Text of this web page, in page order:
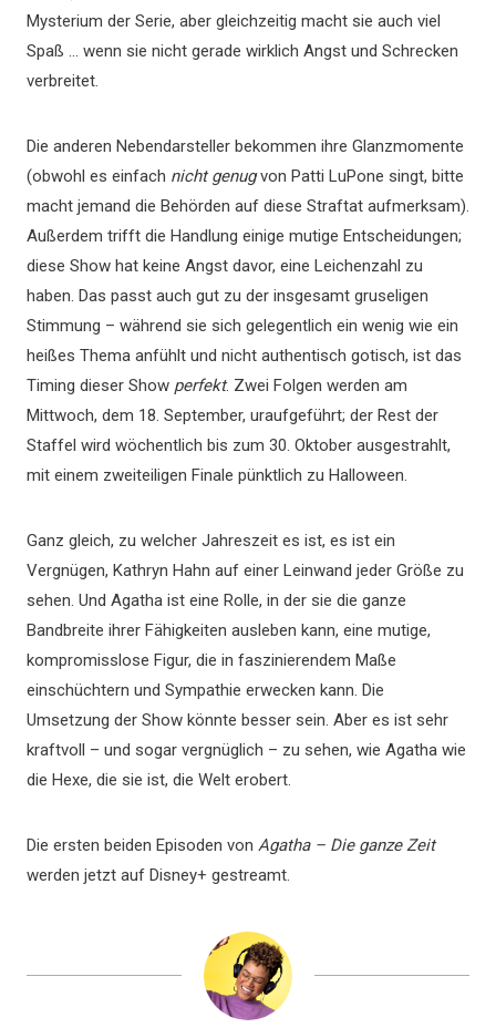
Mysterium der Serie, aber gleichzeitig macht sie auch viel
Spaß … wenn sie nicht gerade wirklich Angst und Schrecken
verbreitet.
Die anderen Nebendarsteller bekommen ihre Glanzmomente
(obwohl es einfach nicht genugvon Patti LuPone singt, bitte
macht jemand die Behörden auf diese Straftat aufmerksam).
Außerdem trifft die Handlung einige mutige Entscheidungen;
diese Show hat keine Angst davor, eine Leichenzahl zu
haben. Das passt auch gut zu der insgesamt gruseligen
Stimmung – während sie sich gelegentlich ein wenig wie ein
heißes Thema anfühlt und nicht authentisch gotisch, ist das
Timing dieser Show perfekt. Zwei Folgen werden am
Mittwoch, dem 18. September, uraufgeführt; der Rest der
Staffel wird wöchentlich bis zum 30. Oktober ausgestrahlt,
mit einem zweiteiligen Finale pünktlich zu Halloween.
Ganz gleich, zu welcher Jahreszeit es ist, es ist ein
Vergnügen, Kathryn Hahn auf einer Leinwand jeder Größe zu
sehen. Und Agatha ist eine Rolle, in der sie die ganze
Bandbreite ihrer Fähigkeiten ausleben kann, eine mutige,
kompromisslose Figur, die in faszinierendem Maße
einschüchtern und Sympathie erwecken kann. Die
Umsetzung der Show könnte besser sein. Aber es ist sehr
kraftvoll – und sogar vergnüglich – zu sehen, wie Agatha wie
die Hexe, die sie ist, die Welt erobert.
Die ersten beiden Episoden von Agatha – Die ganze Zeit
werden jetzt auf Disney+ gestreamt.